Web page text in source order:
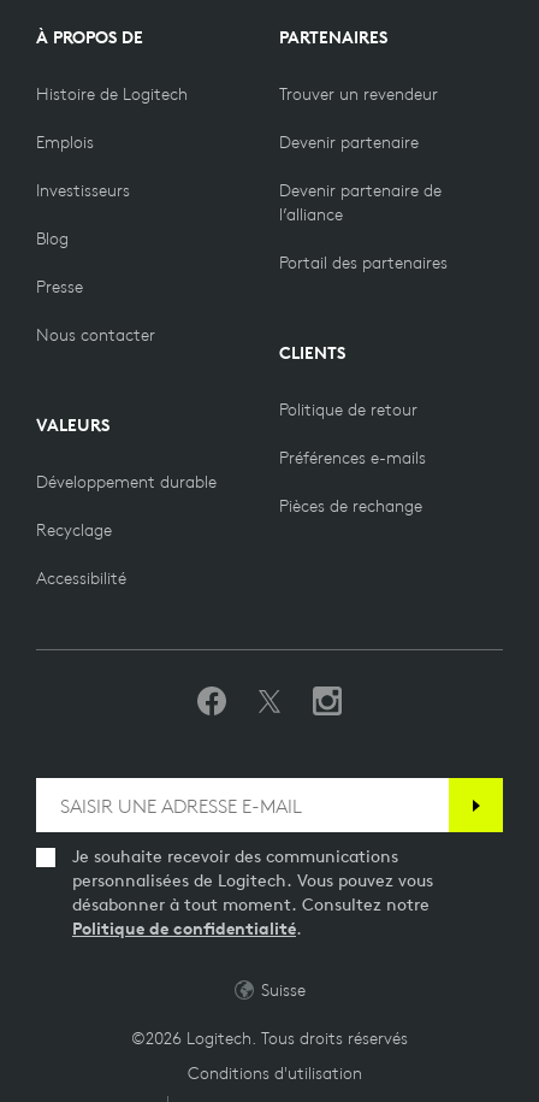
À PROPOS DE
Histoire de Logitech
Emplois
Investisseurs
Blog
Presse
Nous contacter
VALEURS
Développement durable
Recyclage
Accessibilité
PARTENAIRES
Trouver un revendeur
Devenir partenaire
Devenir partenaire de
l’alliance
Portail des partenaires
CLIENTS
Politique de retour
Préférences e-mails
Pièces de rechange
Je souhaite recevoir des communications
personnalisées de Logitech. Vous pouvez vous
désabonner à tout moment. Consultez notre
Politique de confidentialité.
©2026 Logitech. Tous droits réservés
Conditions d'utilisation
Suisse